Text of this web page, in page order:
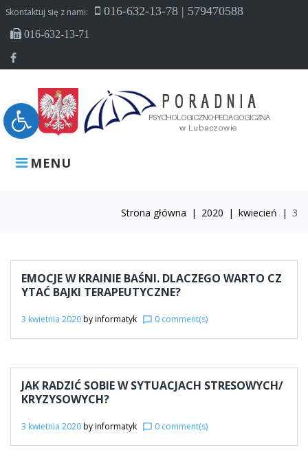
Open toolbar
Skip
content
Skontaktuj się z nami: 016-632-13-78 | 579470588
016-632-13-71
MENU
Strona główna | 2020 | kwiecień | 3
2020-
04-
03
EMOCJE W KRAINIE BAŚNI. DLACZEGO WARTO CZ
YTAĆ BAJKI TERAPEUTYCZNE?
3 kwietnia 2020byinformatyk chat_bubble_outline 0 comment(s)
JAK RADZIĆ SOBIE W SYTUACJACH STRESOWYCH/
KRYZYSOWYCH?
3 kwietnia 2020byinformatyk chat_bubble_outline 0 comment(s)